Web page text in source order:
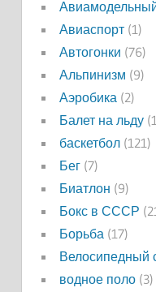
Авиаспорт(1)
Автогонки (76)
Альпинизм (9)
Аэробика (2)
Балет на льду
баскетбол(121)
Бег(7)
Биатлон (9)
Бокс в СССР
Борьба (17)
Велосипедный
водное поло(3)